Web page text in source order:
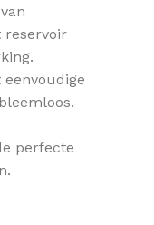
reservoir
perfecte